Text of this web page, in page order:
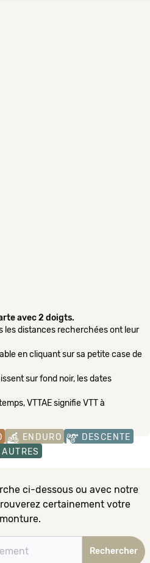
avec 2 doigts.
les distances recherchées ont leur
en cliquant sur sa petite case de
sur fond noir, les dates
VTTAE signifie VTT à
ENDURO
DESCENTE
AUTRES
ci-dessous ou avec notre
certainement votre